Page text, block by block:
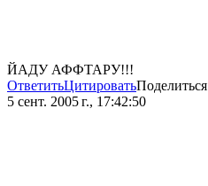
ЙАДУ АФФТАРУ!!!
ОтветитьЦитироватьПоделиться
5 сент. 2005 г., 17:42:50